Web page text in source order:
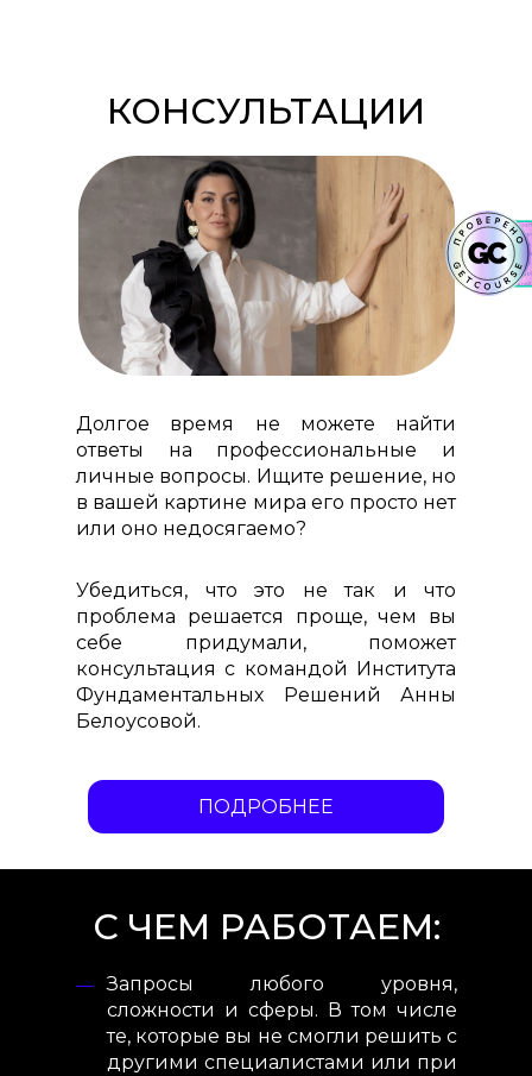
КОНСУЛЬТАЦИИ
Долгое время не можете найти
ответы на профессиональные и
личные вопросы. Ищите решение, но
в вашей картине мира его просто нет
или оно недосягаемо?
Убедиться, что это не так и что
проблема решается проще, чем вы
себе придумали, поможет
консультация с командой Института
Фундаментальных Решений Анны
Белоусовой.
ПОДРОБНЕЕ
С ЧЕМ РАБОТАЕМ:
Запросы любого уровня,
сложности и сферы. В том числе
те, которые вы не смогли решить с
другими специалистами или при